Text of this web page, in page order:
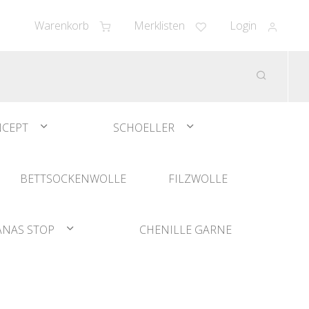
Warenkorb Merklisten Login
SCHOELLER
BETTSOCKENWOLLE FILZWOLLE
STOP CHENILLE GARNE